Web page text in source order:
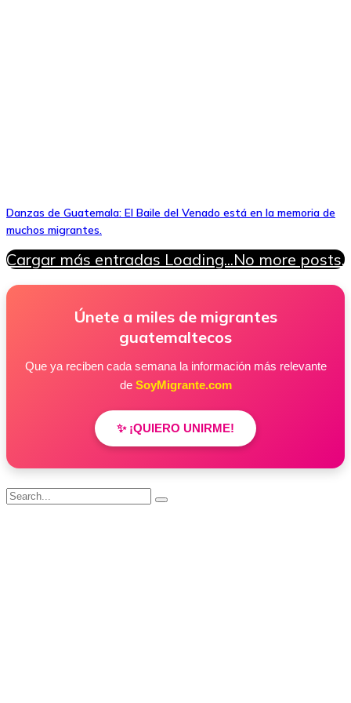
Danzas de Guatemala: El Baile del Venado está en la memoria de
muchos migrantes.
Cargar más entradas Loading...No more posts.
Únete a miles de migrantes
guatemaltecos
Que ya reciben cada semana la información más relevante
de SoyMigrante.com
✨ ¡QUIERO UNIRME!